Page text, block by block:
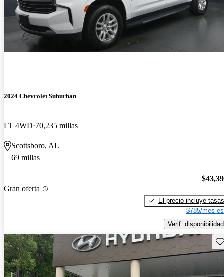
2024 Chevrolet Suburban
LT 4WD 70,235 millas
Scottsboro, AL
69 millas
Gran oferta
El precio incluye tasas
$785/mes
Verif. disponibilidad